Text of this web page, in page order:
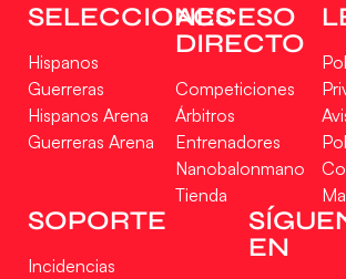
SELECCIONES
Hispanos
Guerreras
Hispanos Arena
Guerreras Arena
ACCESO
DIRECTO
Competiciones
Árbitros
Entrenadores
Nanobalonmano
Tienda
SOPORTE
Incidencias
EN